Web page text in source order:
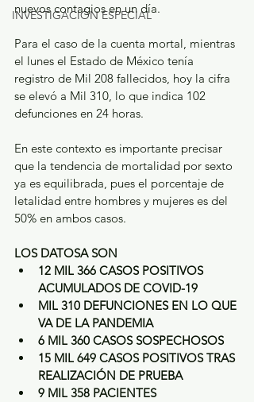
INVESTIGACIÓN ESPECIAL
nuevos contagios en un día.
Para el caso de la cuenta mortal, mientras
el lunes el Estado de México tenía
registro de Mil 208 fallecidos, hoy la cifra
se elevó a Mil 310, lo que indica 102
defunciones en 24 horas.
En este contexto es importante precisar
que la tendencia de mortalidad por sexto
ya es equilibrada, pues el porcentaje de
letalidad entre hombres y mujeres es del
50% en ambos casos.
LOS DATOSA SON
12 MIL 366 CASOS POSITIVOS
ACUMULADOS DE COVID-19
MIL 310 DEFUNCIONES EN LO QUE
VA DE LA PANDEMIA
6 MIL 360 CASOS SOSPECHOSOS
15 MIL 649 CASOS POSITIVOS TRAS
REALIZACIÓN DE PRUEBA
9 MIL 358 PACIENTES